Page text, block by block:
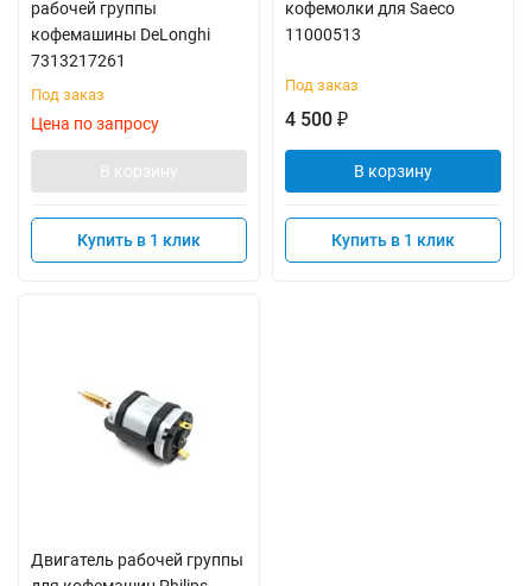
рабочей группы
кофемашины DeLonghi
7313217261
Под заказ
Цена по запросу
В корзину
Купить в 1 клик
кофемолки для Saeco
11000513
Под заказ
4 500 ₽
В корзину
Купить в 1 клик
Двигатель рабочей группы